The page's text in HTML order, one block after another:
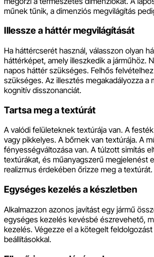
műnek tűnik, a dimenziós megvilágítás
Illessze a háttér megvilágítását
Ha háttércserét használ, válasszon olyan
háttérképet, amely illeszkedik a járműhöz.
napos háttér szükséges. Felhős
szükséges. Az illesztés megakadályozza a
kognitív disszonanciát.
Tartsa meg a textúrát
A valódi felületeknek textúrája van. A
vagy pikkelyes. A bőrnek van textúrája. A
fényességváltozása van. A túlzott simítás
textúrákat, és műanyagszerű megjelenést
realizmus érdekében őrizze meg a textúrát.
Egységes kezelés a készletben
Alkalmazzon azonos javítást egy jármű
egységes kezelés kevésbé észrevehető,
kezelés. Végezze el a kötegelt
beállításokkal.